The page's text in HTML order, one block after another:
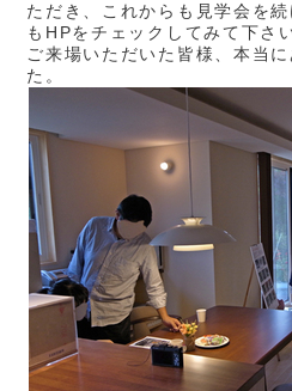
ただき、これからも見学会を
もHPをチェックしてみて下さい
ご来場いただいた皆様、本当
た。